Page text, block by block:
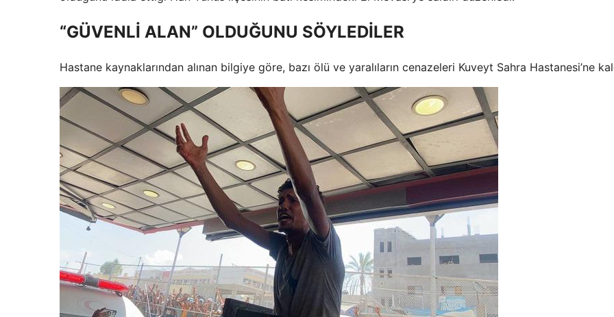
“GÜVENLİ ALAN” OLDUĞUNU SÖYLEDİLER
Hastane kaynaklarından alınan bilgiye göre, bazı ölü ve yaralıların cenazeleri Kuveyt Sahra Hastanesi’ne